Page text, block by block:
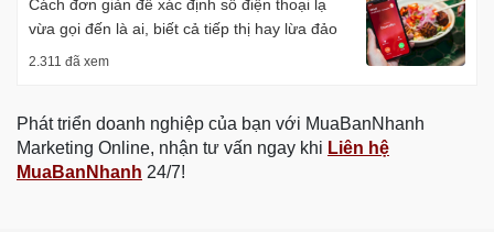
Cách đơn giản để xác định số điện thoại lạ
vừa gọi đến là ai, biết cả tiếp thị hay lừa đảo
2.311 đã xem
Phát triển doanh nghiệp của bạn với MuaBanNhanh
Marketing Online, nhận tư vấn ngay khi Liên hệ
MuaBanNhanh 24/7!